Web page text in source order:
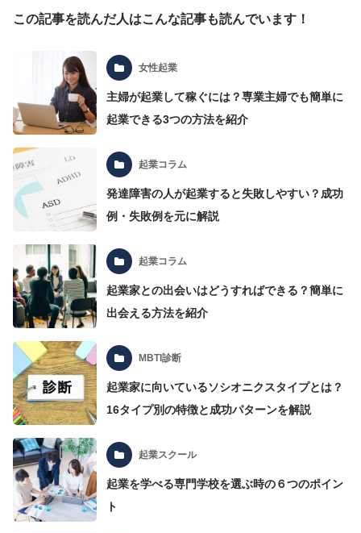
この記事を読んだ人はこんな記事も読んでいます！
女性起業
主婦が起業して稼ぐには？専業主婦でも簡単に
起業できる3つの方法を紹介
起業コラム
発達障害の人が起業すると失敗しやすい？成功
例・失敗例を元に解説
起業コラム
起業家との出会いはどうすればできる？簡単に
出会える方法を紹介
MBTI診断
起業家に向いているソシオニクスタイプとは？
16タイプ別の特徴と成功パターンを解説
起業スクール
起業を学べる専門学校を選ぶ時の６つのポイン
ト